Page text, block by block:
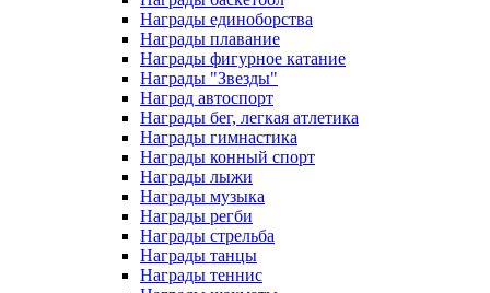
Награды единоборства
Награды плавание
Награды фигурное катание
Награды "Звезды"
Наград автоспорт
Награды бег, легкая атлетика
Награды гимнастика
Награды конный спорт
Награды лыжи
Награды музыка
Награды регби
Награды стрельба
Награды танцы
Награды теннис